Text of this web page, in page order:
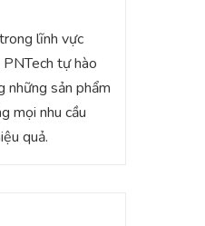
lĩnh vực
tự hào
những sản phẩm
mọi nhu cầu
quả.